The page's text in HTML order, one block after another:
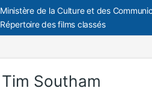
Ministère de la Culture et des
Répertoire des films classés
Tim Southam